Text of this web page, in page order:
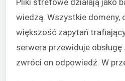
Pliki strefowe działają jako
wiedzą. Wszystkie domeny,
większość zapytań
serwera przewiduje
zwróci on odpowiedź. W